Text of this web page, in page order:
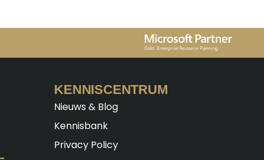
KENNISCENTRUM
Nieuws & Blog
Kennisbank
Privacy Policy